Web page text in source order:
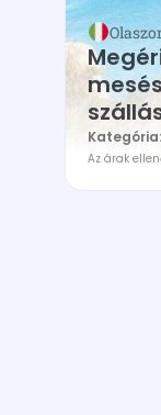
Kategória:
Az árak